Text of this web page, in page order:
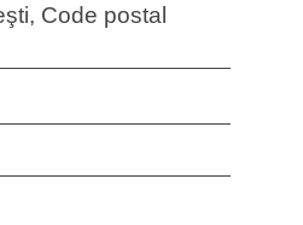
Code postal